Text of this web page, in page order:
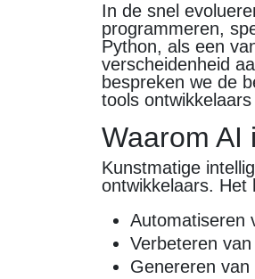
In de snel
programmeren,
Python, als een
verscheidenheid
bespreken we de
tools
Waarom AI
Kunstmatige
ontwikkelaars. Het
Automatiseren
Verbeteren
Genereren